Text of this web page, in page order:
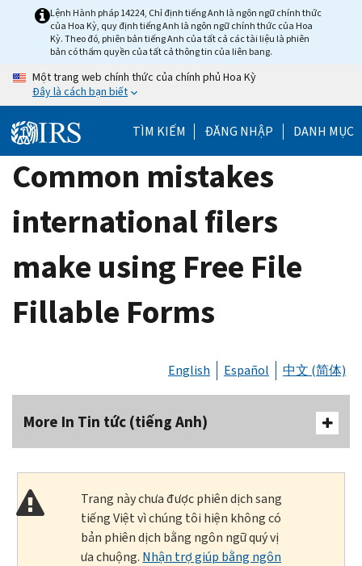
Lệnh Hành pháp 14224, Chỉ định tiếng Anh là ngôn ngữ chính thức
của Hoa Kỳ, quy định tiếng Anh là ngôn ngữ chính thức của Hoa
Kỳ. Theo đó, phiên bản tiếng Anh của tất cả các tài liệu là phiên
bản có thẩm quyền của tất cả thông tin của liên bang.
Một trang web chính thức của chính phủ Hoa Kỳ
Đây là cách bạn biết
TÌM KIẾM ĐĂNG NHẬP DANH MỤC
Common mistakes
international filers
make using Free File
Fillable Forms
English Español 中文 (简体)
More In Tin tức (tiếng Anh)
Trang này chưa được phiên dịch sang
tiếng Việt vì chúng tôi hiện không có
bản phiên dịch bằng ngôn ngữ quý vị
ưa chuộng. Nhận trợ giúp bằng ngôn